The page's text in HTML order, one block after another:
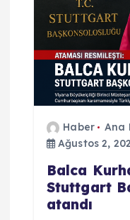
s
Haber Ana
Ağustos 2,
Balca
Stuttgart
atandı